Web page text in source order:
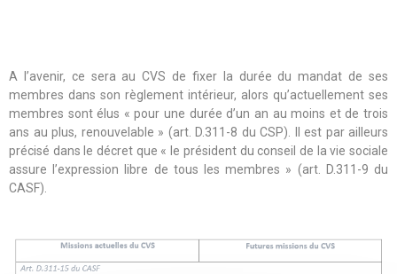
A l’avenir, ce sera au CVS de fixer la durée du mandat de ses
membres dans son règlement intérieur, alors qu’actuellement ses
membres sont élus « pour une durée d’un an au moins et de trois
ans au plus, renouvelable » (art. D.311-8 du CSP). Il est par ailleurs
précisé dans le décret que « le président du conseil de la vie sociale
assure l’expression libre de tous les membres » (art. D.311-9 du
CASF).